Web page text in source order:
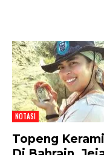
NOTASI
Topeng